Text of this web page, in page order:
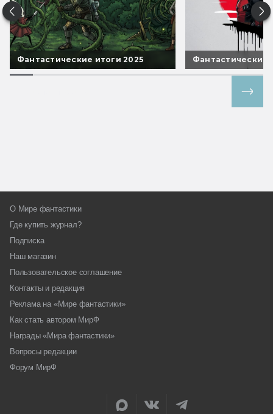
Фантастические итоги 2025 Фантастические
О Мире фантастики
Где купить журнал?
Подписка
Наш магазин
Пользовательское соглашение
Контакты и редакция
Реклама на «Мире фантастики»
Как стать автором МирФ
Награды «Мира фантастики»
Вопросы редакции
Форум МирФ